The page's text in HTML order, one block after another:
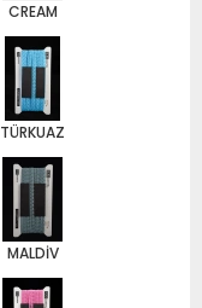
CREAM
TÜRKUAZ
MALDİV